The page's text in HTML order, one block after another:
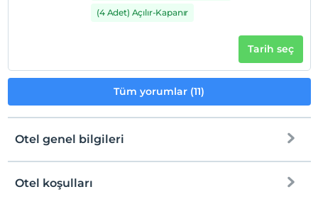
(4 Adet) Açılır-Kapanır
Tarih seç
Tüm yorumlar (11)
Otel genel bilgileri
Otel koşulları